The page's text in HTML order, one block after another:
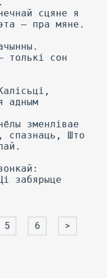
сцяне я
— пра мяне.
сон
адным
зменлівае
спазнаць, Што
забярыце
5 6 >